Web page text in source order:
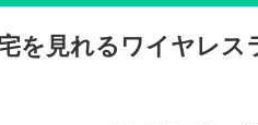
を見れるワイヤレス